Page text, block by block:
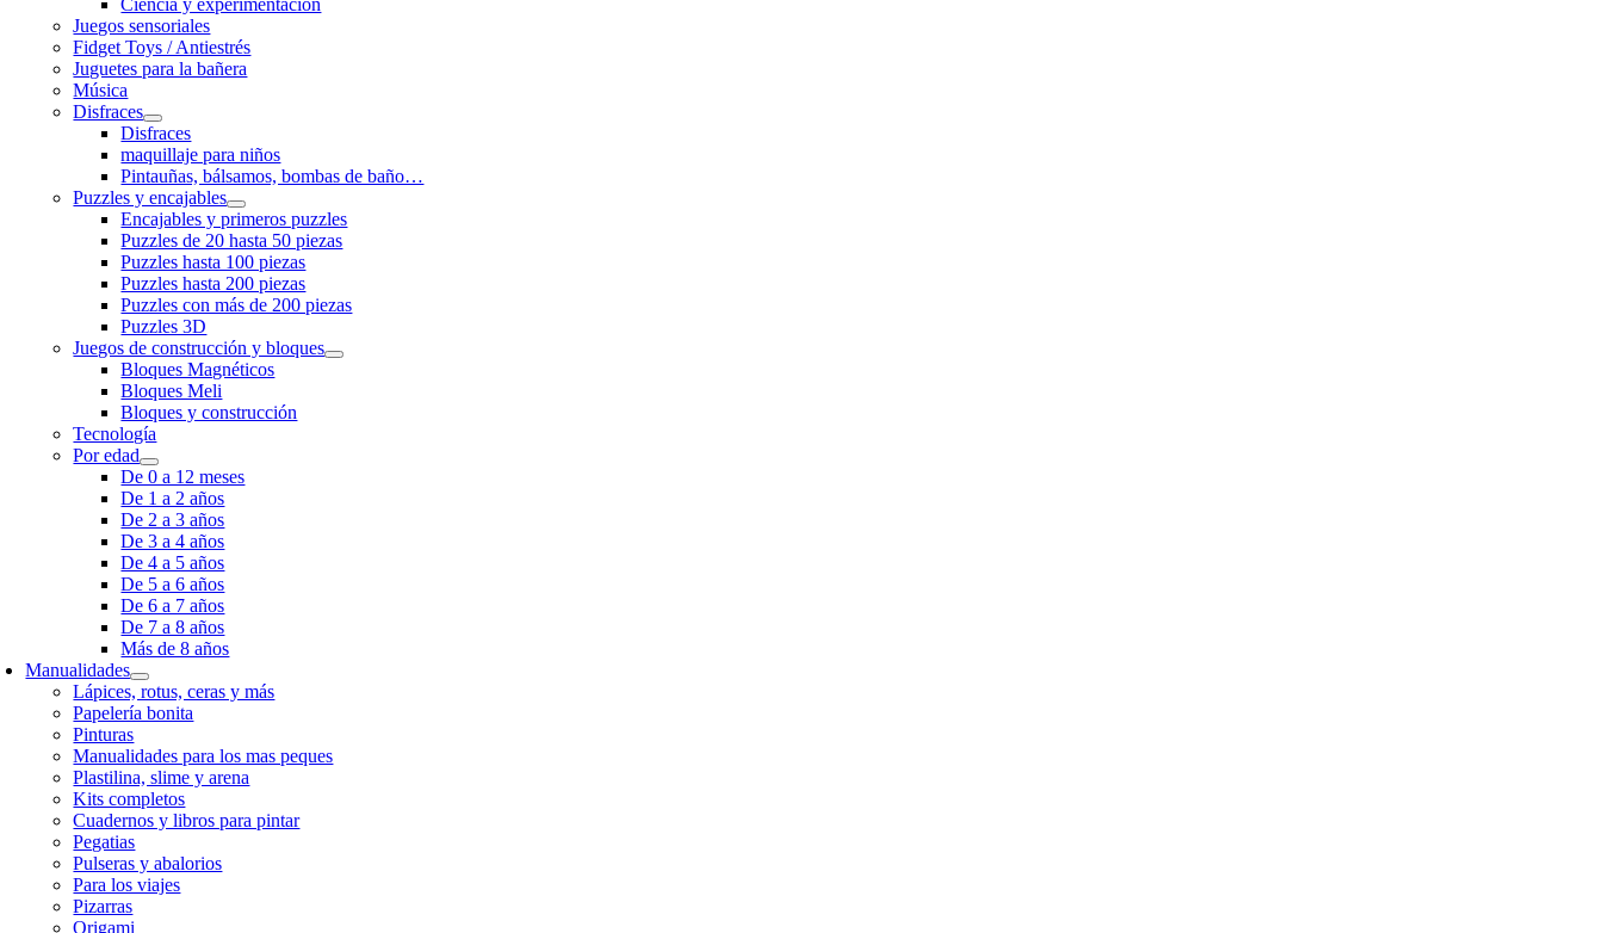
Ciencia y experimentación
Juegos sensoriales
Fidget Toys / Antiestrés
Juguetes para la bañera
Música
Disfraces
Disfraces
maquillaje para niños
Pintauñas, bálsamos, bombas de baño…
Puzzles y encajables
Encajables y primeros puzzles
Puzzles de 20 hasta 50 piezas
Puzzles hasta 100 piezas
Puzzles hasta 200 piezas
Puzzles con más de 200 piezas
Puzzles 3D
Juegos de construcción y bloques
Bloques Magnéticos
Bloques Meli
Bloques y construcción
Tecnología
Por edad
De 0 a 12 meses
De 1 a 2 años
De 2 a 3 años
De 3 a 4 años
De 4 a 5 años
De 5 a 6 años
De 6 a 7 años
De 7 a 8 años
Más de 8 años
Manualidades
Lápices, rotus, ceras y más
Papelería bonita
Pinturas
Manualidades para los mas peques
Plastilina, slime y arena
Kits completos
Cuadernos y libros para pintar
Pegatias
Pulseras y abalorios
Para los viajes
Pizarras
Origami